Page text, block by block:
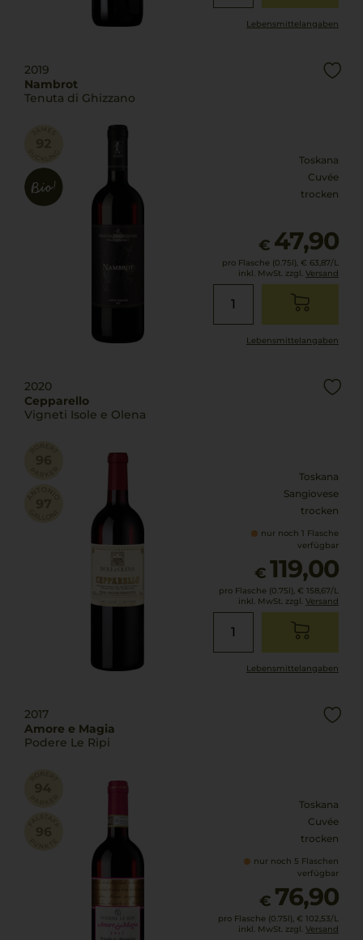
Lebensmittel­angaben
2019
Nambrot
Tenuta di Ghizzano
Toskana
Cuvée
trocken
€ 47,90
pro Flasche (0.75l), € 63,87/L
inkl. MwSt. zzgl. Versand
Lebensmittel­angaben
2020
Cepparello
Vigneti Isole e Olena
Toskana
Sangiovese
trocken
nur noch 1 Flasche
verfügbar
€ 119,00
pro Flasche (0.75l), € 158,67/L
inkl. MwSt. zzgl. Versand
Lebensmittel­angaben
2017
Amore e Magia
Podere Le Ripi
Toskana
Cuvée
trocken
nur noch 5 Flaschen
verfügbar
€ 76,90
pro Flasche (0.75l), € 102,53/L
inkl. MwSt. zzgl. Versand